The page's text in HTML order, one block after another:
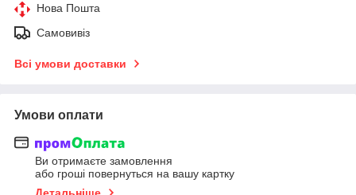
Нова Пошта
Самовивіз
Всі умови доставки
Умови оплати
Ви отримаєте замовлення
або гроші повернуться на вашу картку